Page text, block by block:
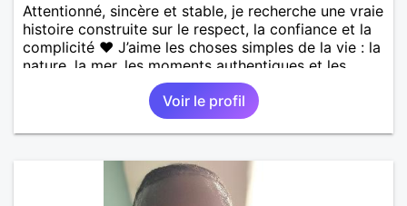
Attentionné, sincère et stable, je recherche une vraie
histoire construite sur le respect, la confiance et la
complicité ❤️ J’aime les choses simples de la vie : la
nature, la mer, les moments authentiques et les
personnes au grand cœur 🌊🌿 Très câlin et
affectueux, j’adore les petits moments de tendresse
et les calinous réguliers 😊❤️ La solitude finit parfois
par peser, alors si tu es en Nouvelle-Calédonie et
temps de discuter… et laissons l’avenir nous guider
Voir le profil